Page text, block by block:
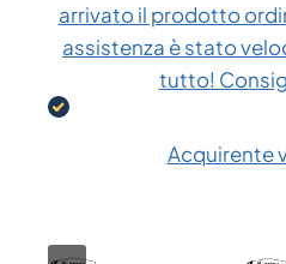
arrivato il prodotto
assistenza è stato
tutto!
Acquirente